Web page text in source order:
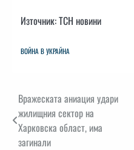
Източник: ТСН новини
ВОЙНА В УКРАЙНА
Навигация
Вражеската аниация удари
жилищния сектор на
Харковска област, има
загинали